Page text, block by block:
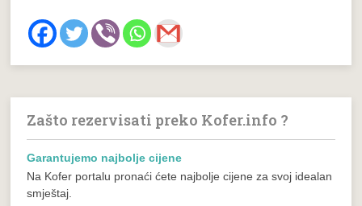
Zašto rezervisati preko Kofer.info ?
Garantujemo najbolje cijene
Na Kofer portalu pronaći ćete najbolje cijene za svoj idealan
smještaj.